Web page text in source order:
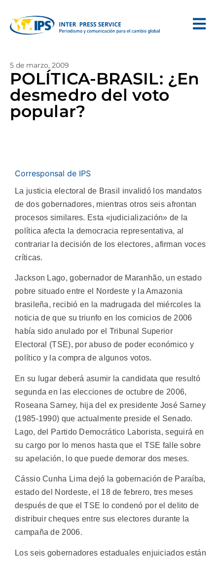
5 de marzo, 2009
POLÍTICA-BRASIL: ¿En
desmedro del voto
popular?
Corresponsal de IPS
La justicia electoral de Brasil invalidó los mandatos
de dos gobernadores, mientras otros seis afrontan
procesos similares. Esta «judicialización» de la
política afecta la democracia representativa, al
contrariar la decisión de los electores, afirman voces
críticas.
Jackson Lago, gobernador de Maranhão, un estado
pobre situado entre el Nordeste y la Amazonia
brasileña, recibió en la madrugada del miércoles la
noticia de que su triunfo en los comicios de 2006
había sido anulado por el Tribunal Superior
Electoral (TSE), por abuso de poder económico y
político y la compra de algunos votos.
En su lugar deberá asumir la candidata que resultó
segunda en las elecciones de octubre de 2006,
Roseana Sarney, hija del ex presidente José Sarney
(1985-1990) que actualmente preside el Senado.
Lago, del Partido Democrático Laborista, seguirá en
su cargo por lo menos hasta que el TSE falle sobre
su apelación, lo que puede demorar dos meses.
Cássio Cunha Lima dejó la gobernación de Paraíba,
estado del Nordeste, el 18 de febrero, tres meses
después de que el TSE lo condenó por el delito de
distribuir cheques entre sus electores durante la
campaña de 2006.
Los seis gobernadores estaduales enjuiciados están